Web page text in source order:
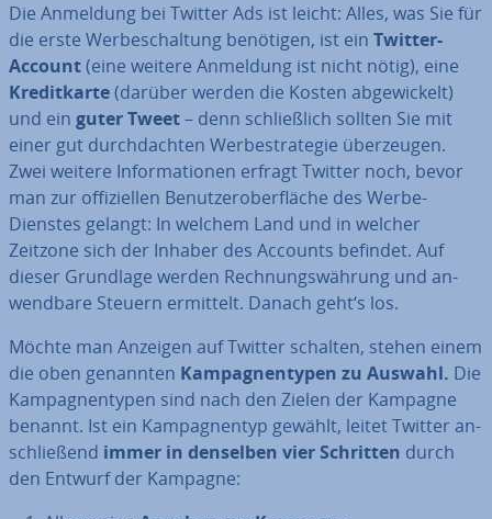
Die Anmeldung bei Twitter Ads ist leicht: Alles, was Sie für
die erste Wer­be­schal­tung benötigen, ist ein Twitter-
Account(eine weitere Anmeldung ist nicht nötig), eine
Kre­dit­kar­te(darüber werden die Kosten ab­ge­wi­ckelt)
und ein guter Tweet– denn schließ­lich sollten Sie mit
einer gut durch­dach­ten Wer­be­stra­te­gie über­zeu­gen.
Zwei weitere In­for­ma­tio­nen erfragt Twitter noch, bevor
man zur of­fi­zi­el­len Be­nut­zer­ober­flä­che des Werbe-
Dienstes gelangt: In welchem Land und in welcher
Zeitzone sich der Inhaber des Accounts befindet. Auf
dieser Grundlage werden Rech­nungs­wäh­rung und an­
wend­ba­re Steuern ermittelt. Danach geht‘s los.
Möchte man Anzeigen auf Twitter schalten, stehen einem
die oben genannten Kam­pagn­en­ty­pen zu Auswahl. Die
Kam­pagn­en­ty­pen sind nach den Zielen der Kampagne
benannt. Ist ein Kam­pagn­en­typ gewählt, leitet Twitter an­
schlie­ßend immer in denselben vier Schritten durch
den Entwurf der Kampagne: